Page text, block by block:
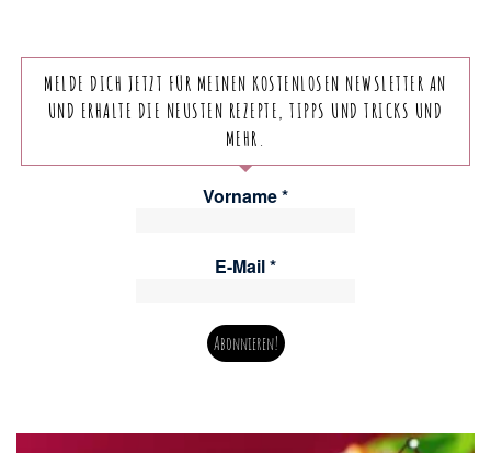
MELDE DICH JETZT FÜR MEINEN KOSTENLOSEN NEWSLETTER AN
UND ERHALTE DIE NEUSTEN REZEPTE, TIPPS UND TRICKS UND
MEHR.
Vorname*
E-Mail*